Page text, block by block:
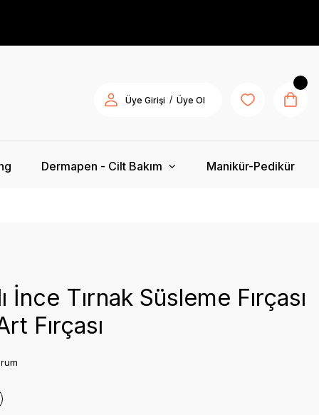
Üye Girişi / Üye Ol
Dermapen - Cilt Bakım Manikür-Pedikür
İnce Tırnak Süsleme Fırçası
Fırçası